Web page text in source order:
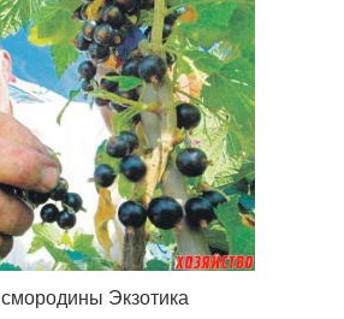
Карликовые сорта
Сорта для подмосковья
Экзотика